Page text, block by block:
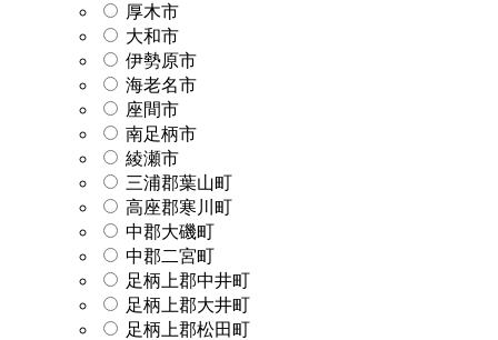
厚木市
大和市
伊勢原市
海老名市
座間市
南足柄市
綾瀬市
三浦郡葉山町
高座郡寒川町
中郡大磯町
中郡二宮町
足柄上郡中井町
足柄上郡大井町
足柄上郡松田町